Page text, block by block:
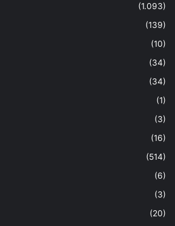
(1.093)
(139)
(10)
(34)
(34)
(1)
(3)
(16)
(514)
(6)
(3)
(20)